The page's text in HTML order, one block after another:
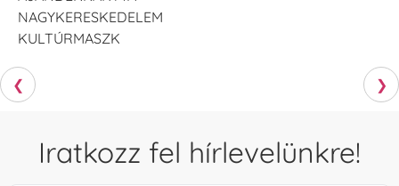
NAGYKERESKEDELEM
KULTÚRMASZK
❮ ❯
Iratkozz fel hírlevelünkre!